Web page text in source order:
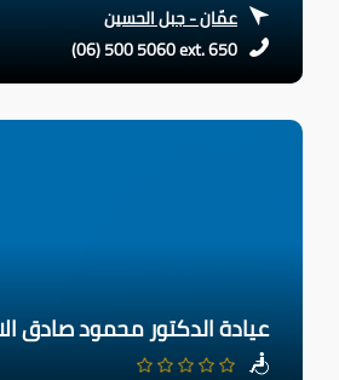
عمّان - جبل الحسين
(06) 500 5060 ext. 650
عيادة الدكتور محمود صادق